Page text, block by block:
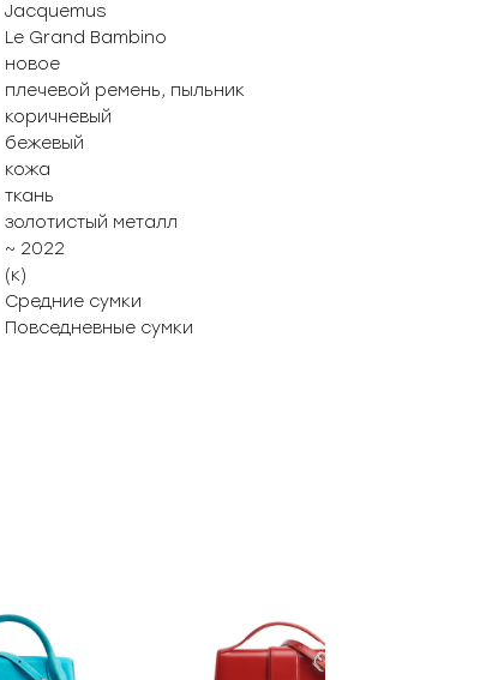
Jacquemus
Le Grand Bambino
новое
плечевой ремень, пыльник
коричневый
бежевый
кожа
ткань
золотистый металл
~ 2022
(к)
Средние сумки
Повседневные сумки